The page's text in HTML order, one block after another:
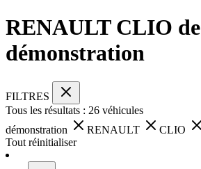
RENAULT CLIO de
démonstration
FILTRES
Tous les résultats : 26 véhicules
démonstration
RENAULT
CLIO
Tout réinitialiser